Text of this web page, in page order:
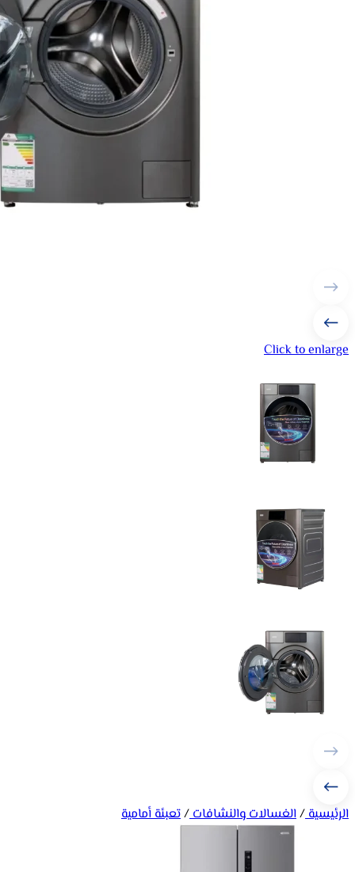
Click to enlarge
الرئيسية/الغسالات والنشافات/تعبئة أمامية